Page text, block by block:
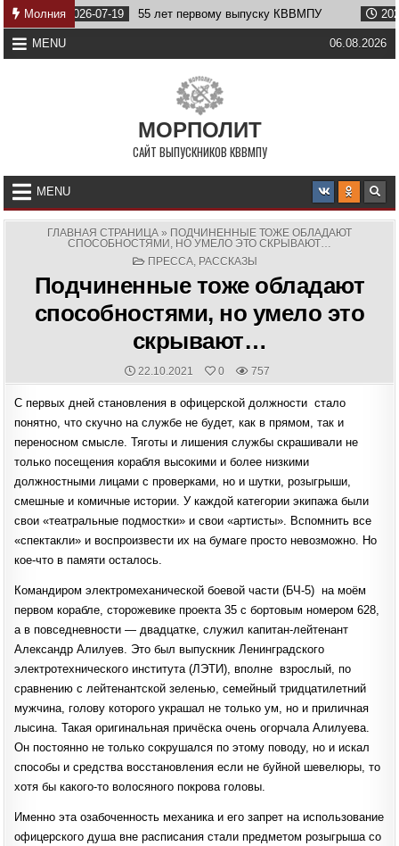
Skip
to
content
Молния
2026-07-19 55 лет первому выпуску КВВМПУ 2026-07-07
MENU 06.08.2026
МОРПОЛИТ
САЙТ ВЫПУСКНИКОВ КВВМПУ
MENU
ГЛАВНАЯ СТРАНИЦА » ПОДЧИНЕННЫЕ ТОЖЕ ОБЛАДАЮТ
СПОСОБНОСТЯМИ, НО УМЕЛО ЭТО СКРЫВАЮТ…
POSTED
ПРЕССА, РАССКАЗЫ
Подчиненные тоже обладают
способностями, но умело это
скрывают…
PUBLISHED
DATE:
22.10.2021 0 757
С первых дней становления в офицерской должности стало
понятно, что скучно на службе не будет, как в прямом, так и
переносном смысле. Тяготы и лишения службы скрашивали не
только посещения корабля высокими и более низкими
должностными лицами с проверками, но и шутки, розыгрыши,
смешные и комичные истории. У каждой категории экипажа были
свои «театральные подмостки» и свои «артисты». Вспомнить все
«спектакли» и воспроизвести их на бумаге просто невозможно. Но
кое-что в памяти осталось.
Командиром электромеханической боевой части (БЧ-5) на моём
первом корабле, сторожевике проекта 35 с бортовым номером 628,
а в повседневности — двадцатке, служил капитан-лейтенант
Александр Алилуев. Это был выпускник Ленинградского
электротехнического института (ЛЭТИ), вполне взрослый, по
сравнению с лейтенантской зеленью, семейный тридцатилетний
мужчина, голову которого украшал не только ум, но и приличная
лысина. Такая оригинальная причёска очень огорчала Алилуева.
Он постоянно не только сокрушался по этому поводу, но и искал
способы и средства восстановления если не буйной шевелюры, то
хотя бы какого-то волосяного покрова головы.
Именно эта озабоченность механика и его запрет на использование
офицерского душа вне расписания стали предметом розыгрыша со